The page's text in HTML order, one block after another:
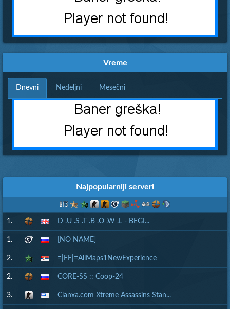
Vreme
Dnevni Nedeljni Mesečni
Najpopularniji serveri
1. D .U .S .T .B .O .W .L - BEGI...
1. [NO NAME]
2. =|FF|=AllMaps1NewExperience
2. CORE-SS :: Coop-24
3. Clanxa.com Xtreme Assassins Stan...